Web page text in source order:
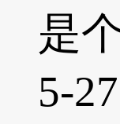
是
5-